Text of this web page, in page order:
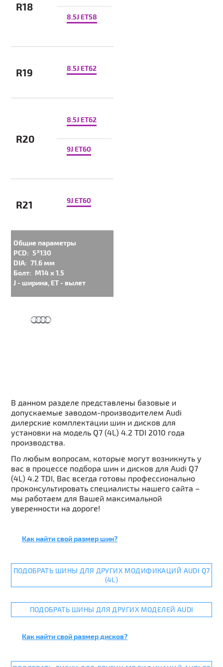
R18
8.5J ET58
R19 8.5J ET62
R20
8.5J ET62
9J ET60
R21 9J ET60
Общие параметры
PCD: 5ᕁ130
DIA: 71.6 мм
Болт: M14 x 1.5
J - ширина, ET - вылет
В данном разделе представлены базовые и
допускаемые заводом-производителем Audi
дилерские комплектации шин и дисков для
установки на модель Q7 (4L) 4.2 TDI 2010 года
производства.
По любым вопросам, которые могут возникнуть у
вас в процессе подбора шин и дисков для Audi Q7
(4L) 4.2 TDI, Вас всегда готовы профессионально
проконсультировать специалисты нашего сайта –
мы работаем для Вашей максимальной
уверенности на дороге!
Как найти свой размер шин?
ПОДОБРАТЬ ШИНЫ ДЛЯ ДРУГИХ МОДИФИКАЦИЙ AUDI Q7
(4L)
ПОДОБРАТЬ ШИНЫ ДЛЯ ДРУГИХ МОДЕЛЕЙ AUDI
Как найти свой размер дисков?